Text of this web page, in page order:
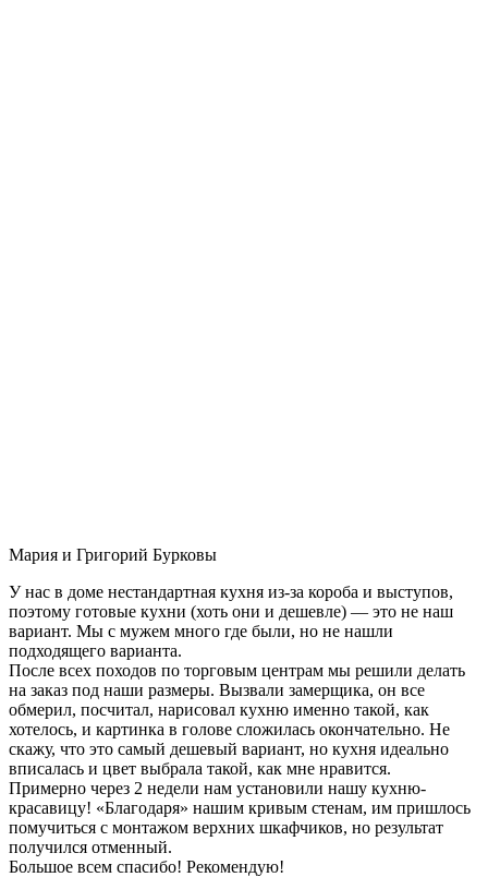
Мария и Григорий Бурковы
У нас в доме нестандартная кухня из-за короба и выступов,
поэтому готовые кухни (хоть они и дешевле) — это не наш
вариант. Мы с мужем много где были, но не нашли
подходящего варианта.
После всех походов по торговым центрам мы решили делать
на заказ под наши размеры. Вызвали замерщика, он все
обмерил, посчитал, нарисовал кухню именно такой, как
хотелось, и картинка в голове сложилась окончательно. Не
скажу, что это самый дешевый вариант, но кухня идеально
вписалась и цвет выбрала такой, как мне нравится.
Примерно через 2 недели нам установили нашу кухню-
красавицу! «Благодаря» нашим кривым стенам, им пришлось
помучиться с монтажом верхних шкафчиков, но результат
получился отменный.
Большое всем спасибо! Рекомендую!